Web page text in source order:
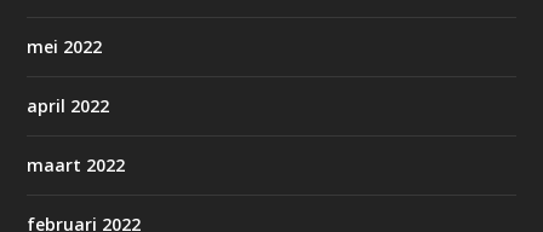
mei 2022
april 2022
maart 2022
februari 2022